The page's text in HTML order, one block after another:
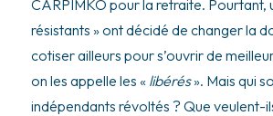
CARPIMKO pour la retraite. Pourtant,
résistants » ont décidé de changer la
cotiser ailleurs pour s’ouvrir de
on les appelle les « libérés». Mais qui
indépendants révoltés ? Que veulent-